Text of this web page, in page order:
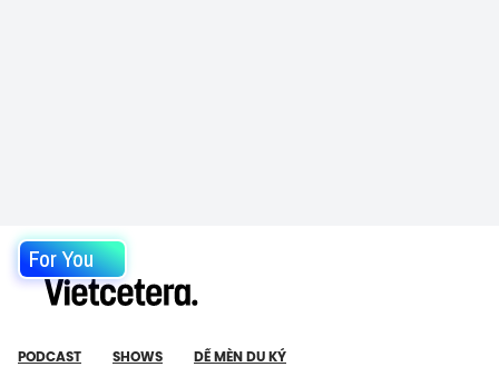
For You
PODCAST SHOWS DẾ MÈN DU KÝ